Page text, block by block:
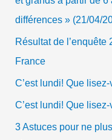
différences » (21/04/
Résultat de l’enquête
France
C’est lundi! Que
C’est lundi! Que
3 Astuces pour ne